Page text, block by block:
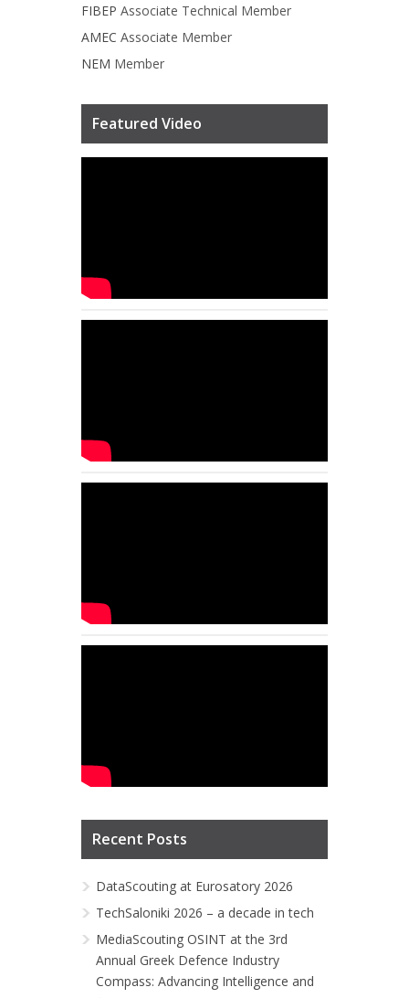
FIBEP Associate Technical Member
AMEC Associate Member
NEM Member
Featured Video
Recent Posts
DataScouting at Eurosatory 2026
TechSaloniki 2026 – a decade in tech
MediaScouting OSINT at the 3rd
Annual Greek Defence Industry
Compass: Advancing Intelligence and